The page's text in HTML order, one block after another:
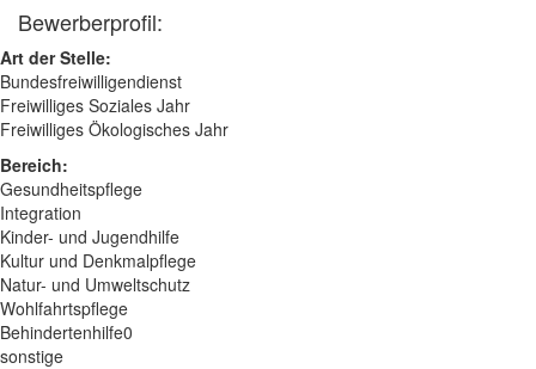
Bewerberprofil:
Art der Stelle:
Bundesfreiwilligendienst
Freiwilliges Soziales Jahr
Freiwilliges Ökologisches Jahr
Bereich:
Gesundheitspflege
Integration
Kinder- und Jugendhilfe
Kultur und Denkmalpflege
Natur- und Umweltschutz
Wohlfahrtspflege
Behindertenhilfe0
sonstige